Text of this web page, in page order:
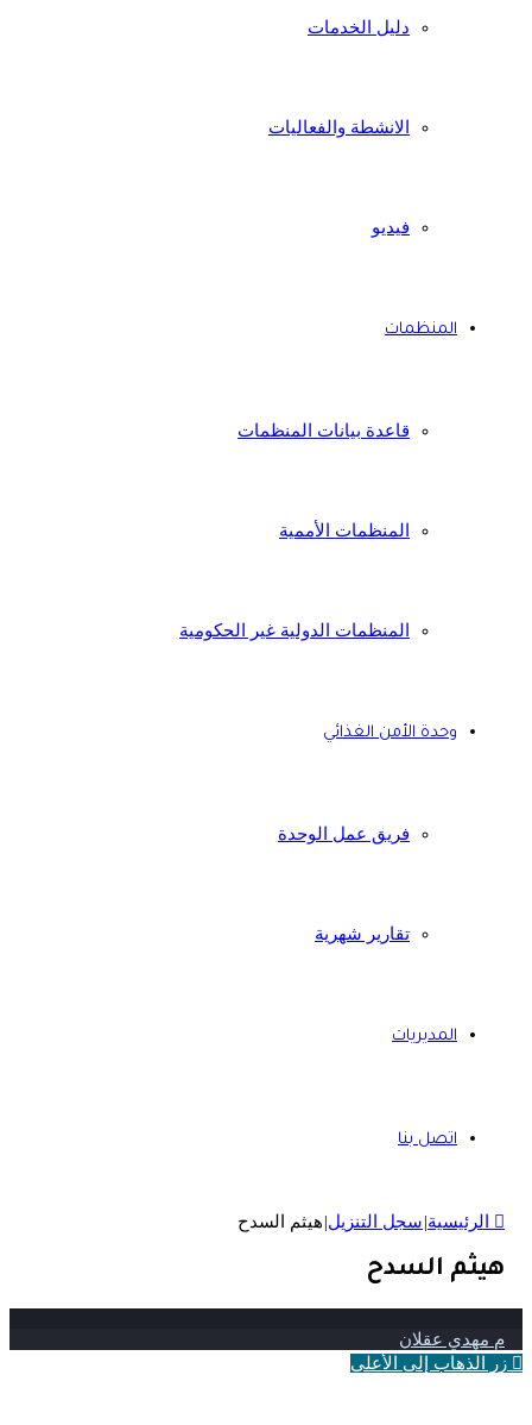
دليل الخدمات
الانشطة والفعاليات
فيديو
المنظمات
قاعدة بيانات المنظمات
المنظمات الأممية
المنظمات الدولية غير الحكومية
وحدة الأمن الغذائي
فريق عمل الوحدة
تقارير شهرية
المديريات
اتصل بنا
الرئيسية|سجل التنزيل|هيثم السدح
هيثم السدح
م مهدي عقلان
زر الذهاب إلى الأعلى